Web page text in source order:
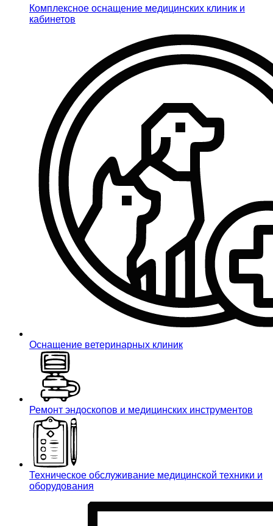
Комплексное оснащение медицинских клиник и
кабинетов
Оснащение ветеринарных клиник
Ремонт эндоскопов и медицинских инструментов
Техническое обслуживание медицинской техники и
оборудования